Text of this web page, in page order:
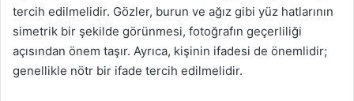
tercih edilmelidir. Gözler, burun ve ağız gibi yüz hatlarının
simetrik bir şekilde görünmesi, fotoğrafın geçerliliği
açısından önem taşır. Ayrıca, kişinin ifadesi de önemlidir;
genellikle nötr bir ifade tercih edilmelidir.